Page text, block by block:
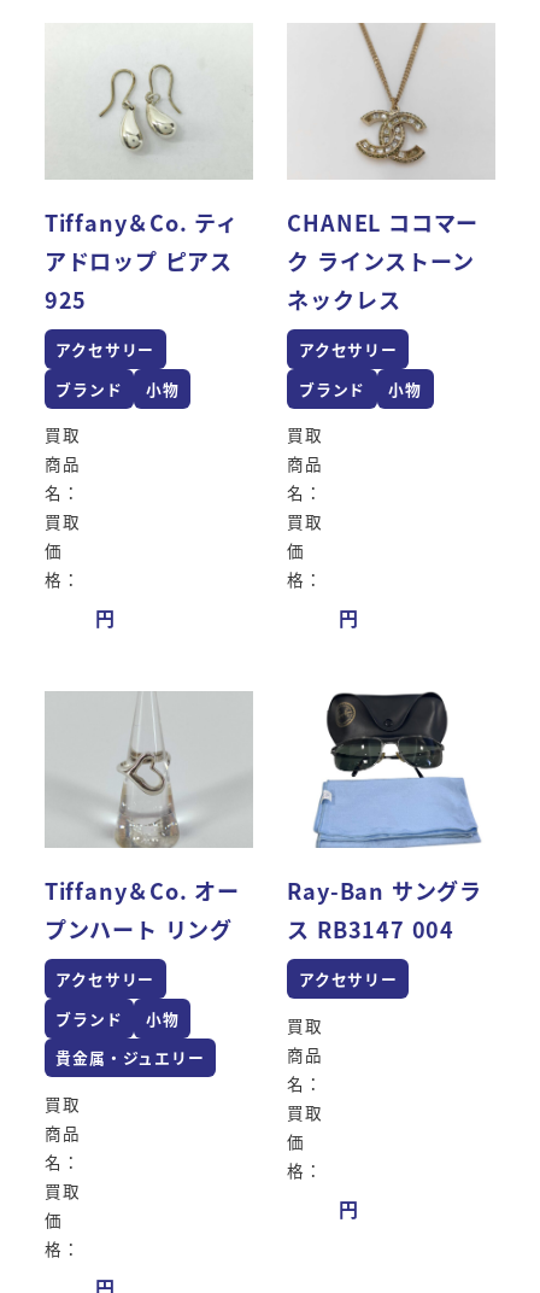
Tiffany＆Co. ティ
アドロップ ピアス
925
アクセサリー
ブランド
小物
買取
商品
名：
買取
価
格：
CHANEL ココマー
ク ラインストーン
ネックレス
アクセサリー
ブランド
小物
買取
商品
名：
買取
価
格：
Tiffany＆Co. オー
プンハート リング
アクセサリー
ブランド
小物
貴金属・ジュエリー
買取
商品
名：
買取
価
格：
Ray-Ban サングラ
ス RB3147 004
アクセサリー
買取
商品
名：
買取
価
格：